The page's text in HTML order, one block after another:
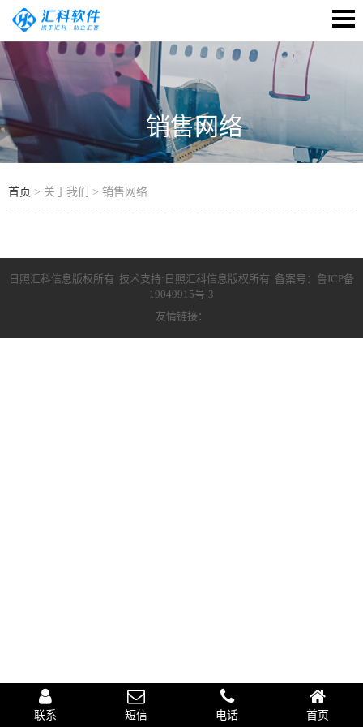
销售网络
首页 > 关于我们 > 销售网络
日照汇科信息版权所有 技术支持:日照汇科信息版权所有 备案号： 鲁ICP备
19049915号-3
友情链接：
首页
电话
短信
联系